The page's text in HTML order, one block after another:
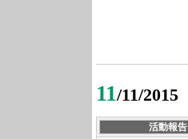
11/11/2015
活動報告